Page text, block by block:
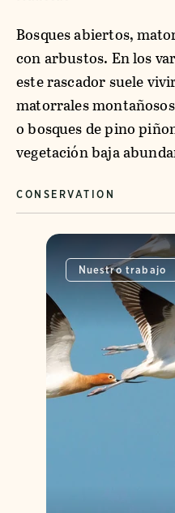
Bosques abiertos,
con arbustos. En los
este rascador suele
matorrales
o bosques de pino
vegetación baja
CONSERVATION
Nuestro trabajo